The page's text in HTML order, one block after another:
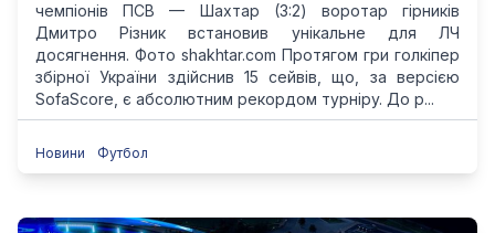
чемпіонів ПСВ — Шахтар (3:2) воротар гірників
Дмитро Різник встановив унікальне для ЛЧ
досягнення. Фото shakhtar.com Протягом гри голкіпер
збірної України здійснив 15 сейвів, що, за версією
SofaScore, є абсолютним рекордом турніру. До р...
Новини Футбол